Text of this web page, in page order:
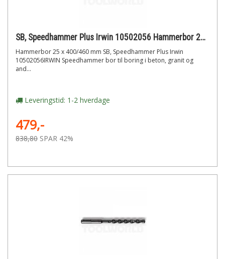
SB, Speedhammer Plus Irwin 10502056 Hammerbor 25 x 400/460 mm
Hammerbor 25 x 400/460 mm SB, Speedhammer Plus Irwin
10502056IRWIN Speedhammer bor til boring i beton, granit og
and...
Leveringstid: 1-2 hverdage
479,-
838,80 SPAR 42%